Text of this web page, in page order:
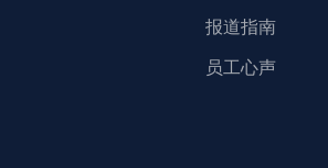
报道指南
员工心声